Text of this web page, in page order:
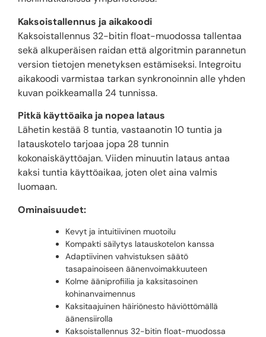
Kaksoistallennus ja aikakoodi
Kaksoistallennus 32-bitin float-muodossa tallentaa
sekä alkuperäisen raidan että algoritmin parannetun
version tietojen menetyksen estämiseksi. Integroitu
aikakoodi varmistaa tarkan synkronoinnin alle yhden
kuvan poikkeamalla 24 tunnissa.
Pitkä käyttöaika ja nopea lataus
Lähetin kestää 8 tuntia, vastaanotin 10 tuntia ja
latauskotelo tarjoaa jopa 28 tunnin
kokonaiskäyttöajan. Viiden minuutin lataus antaa
kaksi tuntia käyttöaikaa, joten olet aina valmis
luomaan.
Ominaisuudet:
Kevyt ja intuitiivinen muotoilu
Kompakti säilytys latauskotelon kanssa
Adaptiivinen vahvistuksen säätö
tasapainoiseen äänenvoimakkuuteen
Kolme ääniprofiilia ja kaksitasoinen
kohinanvaimennus
Kaksitaajuinen häiriönesto häviöttömällä
äänensiirolla
Kaksoistallennus 32-bitin float-muodossa